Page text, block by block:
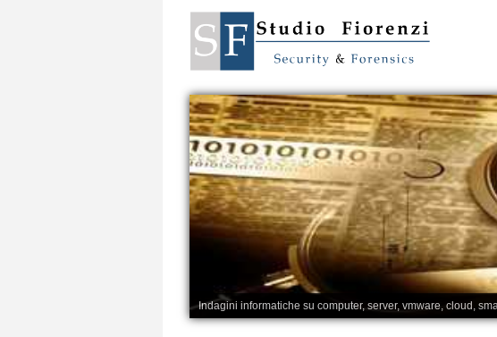
Indagini informatiche su computer, server, vmware, cloud,